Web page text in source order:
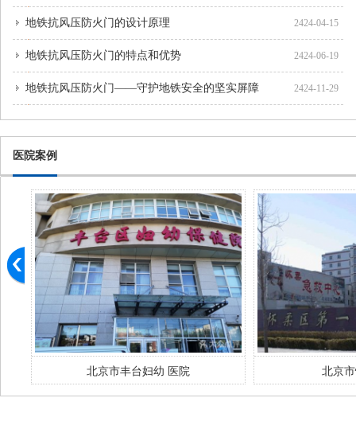
地铁抗风压防火门的设计原理 2424-04-15
地铁抗风压防火门的特点和优势 2424-06-19
地铁抗风压防火门——守护地铁安全的坚实屏障 2424-11-29
医院案例
北京市丰台妇幼 医院 北京